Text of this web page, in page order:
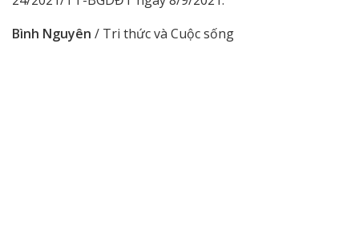
Bình Nguyên / Tri thức và Cuộc sống